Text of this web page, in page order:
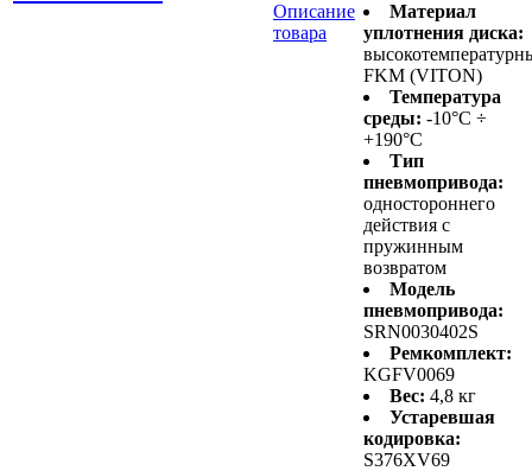
Описание
товара
Материал
уплотнения диска:
FKM (VITON)
Температура
среды: -10°C ÷
+190°C
Тип
пневмопривода:
одностороннего
действия с
пружинным
возвратом
Модель
пневмопривода:
SRN0030402S
Ремкомплект:
KGFV0069
Вес: 4,8 кг
Устаревшая
кодировка:
S376XV69